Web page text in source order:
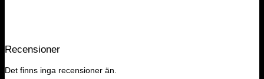
Recensioner
Det finns inga recensioner än.